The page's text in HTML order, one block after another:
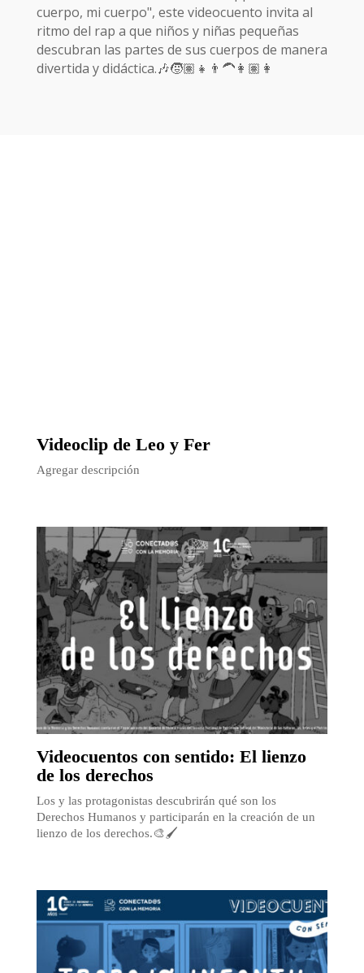
cuerpo, mi cuerpo", este videocuento invita al
ritmo del rap a que niños y niñas pequeñas
descubran las partes de sus cuerpos de manera
divertida y didáctica.🎶🧒🏽👧👨‍🦱👩🏽👩
Videoclip de Leo y Fer
Agregar descripción
Videocuentos con sentido: El lienzo
de los derechos
Los y las protagonistas descubrirán qué son los
Derechos Humanos y participarán en la creación de un
lienzo de los derechos.🎨🖌️